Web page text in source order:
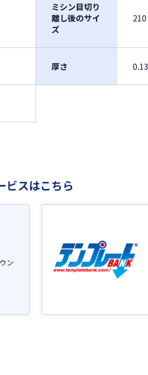
ミシン目切り
離し後のサイ
ズ
厚さ
ビスはこちら
ン